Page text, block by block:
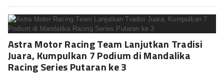
Astra Motor Racing Team Lanjutkan Tradisi
Juara, Kumpulkan 7 Podium di Mandalika
Racing Series Putaran ke 3